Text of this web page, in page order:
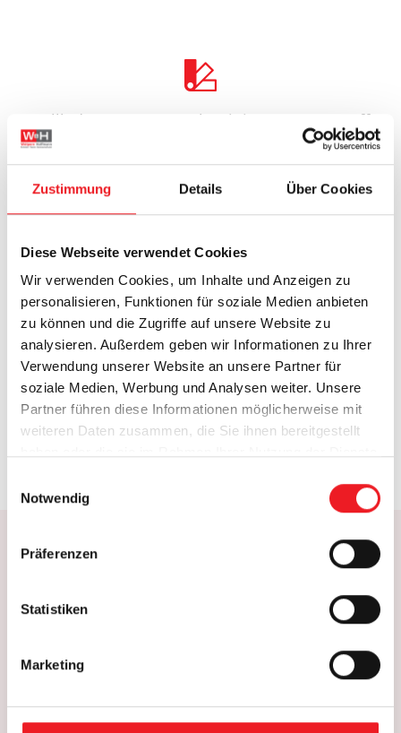
Zustimmung Details Über Cookies
Diese Webseite verwendet Cookies
Wir verwenden Cookies, um Inhalte und Anzeigen zu
personalisieren, Funktionen für soziale Medien anbieten
zu können und die Zugriffe auf unsere Website zu
analysieren. Außerdem geben wir Informationen zu Ihrer
Verwendung unserer Website an unsere Partner für
soziale Medien, Werbung und Analysen weiter. Unsere
Partner führen diese Informationen möglicherweise mit
weiteren Daten zusammen, die Sie ihnen bereitgestellt
Notwendig
Präferenzen
Statistiken
Marketing
Rollladenpanzer aus Aluminium & Kunststoff
Mögliche Antriebe: Gurt, Kurbel, elektrischer
Motor oder Funkmotor
Extras: Insektenschutz & Einbruchshemmung